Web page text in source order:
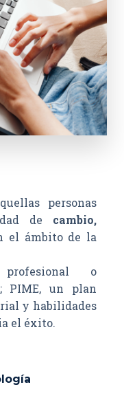
personas
de cambio,
el ámbito de la
o
PIME, un plan
y habilidades
el éxito.